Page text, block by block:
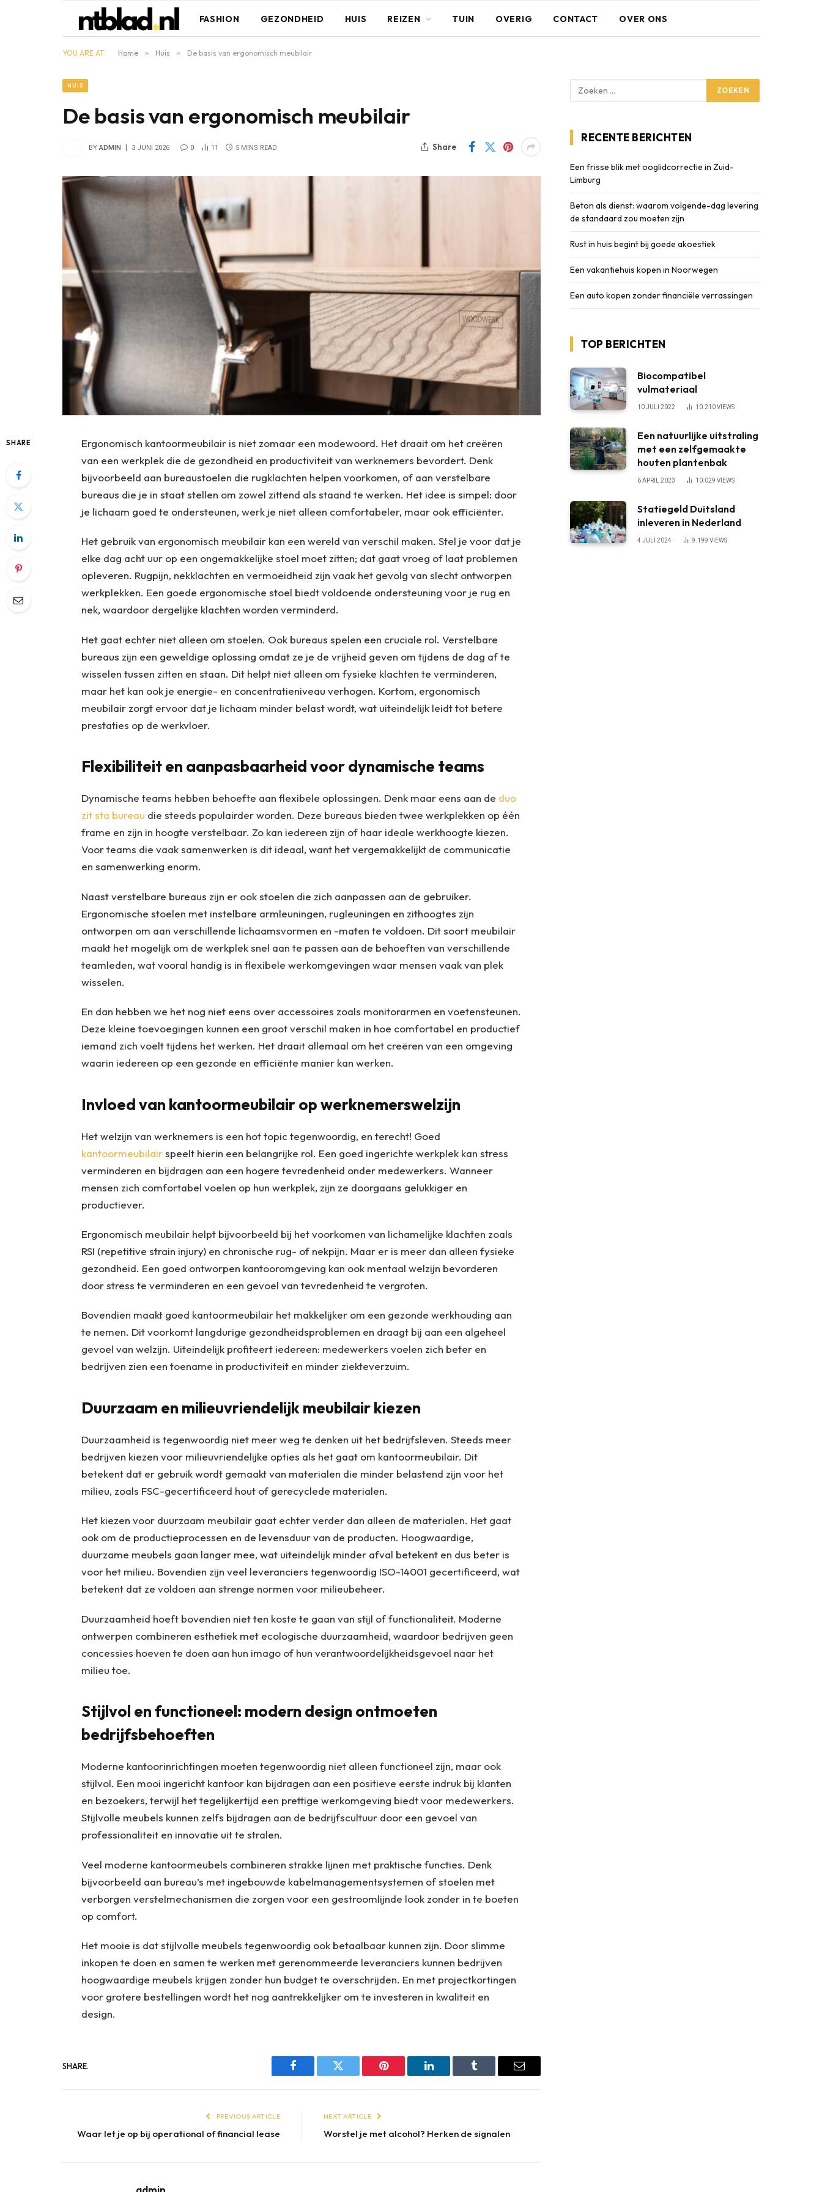
FASHION GEZONDHEID HUIS REIZEN TUIN OVERIG CONTACT OVER ONS
YOU ARE AT: Home » Huis » De basis van ergonomisch meubilair
HUIS
De basis van ergonomisch meubilair
BY ADMIN 3 JUNI 2026 0 11 5 MINS READ Share
SHARE
Ergonomisch kantoormeubilair is niet zomaar een modewoord. Het draait om het creëren
van een werkplek die de gezondheid en productiviteit van werknemers bevordert. Denk
bijvoorbeeld aan bureaustoelen die rugklachten helpen voorkomen, of aan verstelbare
bureaus die je in staat stellen om zowel zittend als staand te werken. Het idee is simpel: door
je lichaam goed te ondersteunen, werk je niet alleen comfortabeler, maar ook efficiënter.
Het gebruik van ergonomisch meubilair kan een wereld van verschil maken. Stel je voor dat je
elke dag acht uur op een ongemakkelijke stoel moet zitten; dat gaat vroeg of laat problemen
opleveren. Rugpijn, nekklachten en vermoeidheid zijn vaak het gevolg van slecht ontworpen
werkplekken. Een goede ergonomische stoel biedt voldoende ondersteuning voor je rug en
nek, waardoor dergelijke klachten worden verminderd.
Het gaat echter niet alleen om stoelen. Ook bureaus spelen een cruciale rol. Verstelbare
bureaus zijn een geweldige oplossing omdat ze je de vrijheid geven om tijdens de dag af te
wisselen tussen zitten en staan. Dit helpt niet alleen om fysieke klachten te verminderen,
maar het kan ook je energie- en concentratieniveau verhogen. Kortom, ergonomisch
meubilair zorgt ervoor dat je lichaam minder belast wordt, wat uiteindelijk leidt tot betere
prestaties op de werkvloer.
Flexibiliteit en aanpasbaarheid voor dynamische teams
Dynamische teams hebben behoefte aan flexibele oplossingen. Denk maar eens aan de duo
zit sta bureau die steeds populairder worden. Deze bureaus bieden twee werkplekken op één
frame en zijn in hoogte verstelbaar. Zo kan iedereen zijn of haar ideale werkhoogte kiezen.
Voor teams die vaak samenwerken is dit ideaal, want het vergemakkelijkt de communicatie
en samenwerking enorm.
Naast verstelbare bureaus zijn er ook stoelen die zich aanpassen aan de gebruiker.
Ergonomische stoelen met instelbare armleuningen, rugleuningen en zithoogtes zijn
ontworpen om aan verschillende lichaamsvormen en -maten te voldoen. Dit soort meubilair
maakt het mogelijk om de werkplek snel aan te passen aan de behoeften van verschillende
teamleden, wat vooral handig is in flexibele werkomgevingen waar mensen vaak van plek
wisselen.
En dan hebben we het nog niet eens over accessoires zoals monitorarmen en voetensteunen.
Deze kleine toevoegingen kunnen een groot verschil maken in hoe comfortabel en productief
iemand zich voelt tijdens het werken. Het draait allemaal om het creëren van een omgeving
waarin iedereen op een gezonde en efficiënte manier kan werken.
Invloed van kantoormeubilair op werknemerswelzijn
Het welzijn van werknemers is een hot topic tegenwoordig, en terecht! Goed
kantoormeubilairspeelt hierin een belangrijke rol. Een goed ingerichte werkplek kan stress
verminderen en bijdragen aan een hogere tevredenheid onder medewerkers. Wanneer
mensen zich comfortabel voelen op hun werkplek, zijn ze doorgaans gelukkiger en
productiever.
Ergonomisch meubilair helpt bijvoorbeeld bij het voorkomen van lichamelijke klachten zoals
RSI (repetitive strain injury) en chronische rug- of nekpijn. Maar er is meer dan alleen fysieke
gezondheid. Een goed ontworpen kantooromgeving kan ook mentaal welzijn bevorderen
door stress te verminderen en een gevoel van tevredenheid te vergroten.
Bovendien maakt goed kantoormeubilair het makkelijker om een gezonde werkhouding aan
te nemen. Dit voorkomt langdurige gezondheidsproblemen en draagt bij aan een algeheel
gevoel van welzijn. Uiteindelijk profiteert iedereen: medewerkers voelen zich beter en
bedrijven zien een toename in productiviteit en minder ziekteverzuim.
Duurzaam en milieuvriendelijk meubilair kiezen
Duurzaamheid is tegenwoordig niet meer weg te denken uit het bedrijfsleven. Steeds meer
bedrijven kiezen voor milieuvriendelijke opties als het gaat om kantoormeubilair. Dit
betekent dat er gebruik wordt gemaakt van materialen die minder belastend zijn voor het
milieu, zoals FSC-gecertificeerd hout of gerecyclede materialen.
Het kiezen voor duurzaam meubilair gaat echter verder dan alleen de materialen. Het gaat
ook om de productieprocessen en de levensduur van de producten. Hoogwaardige,
duurzame meubels gaan langer mee, wat uiteindelijk minder afval betekent en dus beter is
voor het milieu. Bovendien zijn veel leveranciers tegenwoordig ISO-14001 gecertificeerd, wat
betekent dat ze voldoen aan strenge normen voor milieubeheer.
Duurzaamheid hoeft bovendien niet ten koste te gaan van stijl of functionaliteit. Moderne
ontwerpen combineren esthetiek met ecologische duurzaamheid, waardoor bedrijven geen
concessies hoeven te doen aan hun imago of hun verantwoordelijkheidsgevoel naar het
milieu toe.
Stijlvol en functioneel: modern design ontmoeten
bedrijfsbehoeften
Moderne kantoorinrichtingen moeten tegenwoordig niet alleen functioneel zijn, maar ook
stijlvol. Een mooi ingericht kantoor kan bijdragen aan een positieve eerste indruk bij klanten
en bezoekers, terwijl het tegelijkertijd een prettige werkomgeving biedt voor medewerkers.
Stijlvolle meubels kunnen zelfs bijdragen aan de bedrijfscultuur door een gevoel van
professionaliteit en innovatie uit te stralen.
Veel moderne kantoormeubels combineren strakke lijnen met praktische functies. Denk
bijvoorbeeld aan bureau’s met ingebouwde kabelmanagementsystemen of stoelen met
verborgen verstelmechanismen die zorgen voor een gestroomlijnde look zonder in te boeten
op comfort.
Het mooie is dat stijlvolle meubels tegenwoordig ook betaalbaar kunnen zijn. Door slimme
inkopen te doen en samen te werken met gerenommeerde leveranciers kunnen bedrijven
hoogwaardige meubels krijgen zonder hun budget te overschrijden. En met projectkortingen
voor grotere bestellingen wordt het nog aantrekkelijker om te investeren in kwaliteit en
design.
SHARE.
Facebook Twitter Pinterest LinkedIn Tumblr Email
PREVIOUS ARTICLE
Waar let je op bij operational of financial lease
NEXT ARTICLE
Worstel je met alcohol? Herken de signalen
RECENTE BERICHTEN
Een frisse blik met ooglidcorrectie in Zuid-
Limburg
Beton als dienst: waarom volgende-dag levering
de standaard zou moeten zijn
Rust in huis begint bij goede akoestiek
Een vakantiehuis kopen in Noorwegen
Een auto kopen zonder financiële verrassingen
TOP BERICHTEN
Biocompatibel
vulmateriaal
10 JULI 2022 10.210VIEWS
Een natuurlijke uitstraling
met een zelfgemaakte
houten plantenbak
6 APRIL 2023 10.029 VIEWS
Statiegeld Duitsland
inleveren in Nederland
4 JULI 2024 9.199 VIEWS